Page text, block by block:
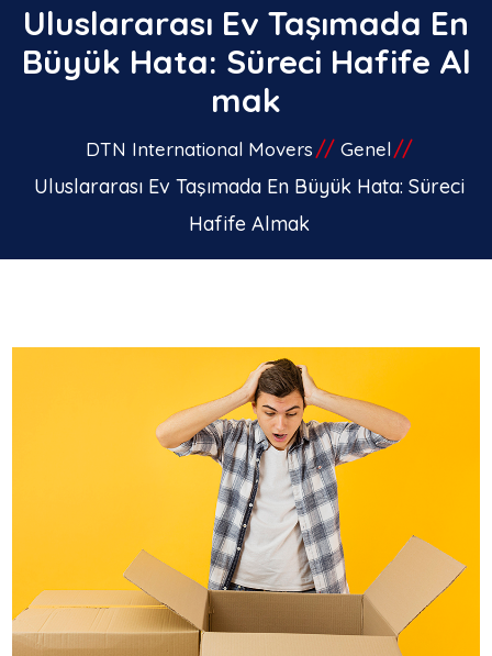
Uluslararası Ev Taşımada En
Büyük Hata: Süreci Hafife Al
mak
DTN International Movers Genel
Uluslararası Ev Taşımada En Büyük Hata: Süreci
Hafife Almak